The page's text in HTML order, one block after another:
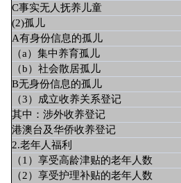
C事实无人抚养儿童
(2)孤儿
A有身份信息的孤儿
（a）集中养育孤儿
（b）社会散居孤儿
B无身份信息的孤儿
（3）成立收养关系登记
其中：涉外收养登记
港澳台及华侨收养登记
2.老年人福利
（1）享受高龄津贴的老年人数
（2）享受护理补贴的老年人数